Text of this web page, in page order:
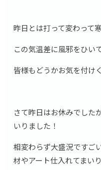
昨日とは打って変わって
この気温差に風邪をひい
皆様もどうかお気を付け
さて昨日はお休みでした
いりました！
相変わらず大盛況ですご
材やアート仕入れてまい